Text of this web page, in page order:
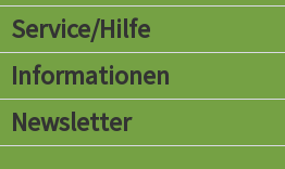
Service/Hilfe
Informationen
Newsletter